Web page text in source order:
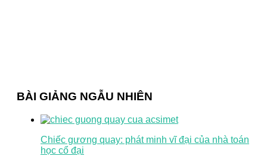
BÀI GIẢNG NGẪU NHIÊN
Chiếc gương quay: phát minh vĩ đại của nhà toán
học cổ đại